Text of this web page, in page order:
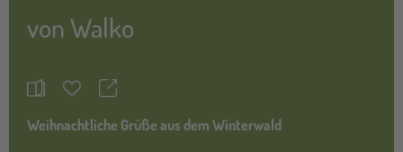
von Walko
MerkzettelTeilen
Weihnachtliche Grüße aus dem Winterwald